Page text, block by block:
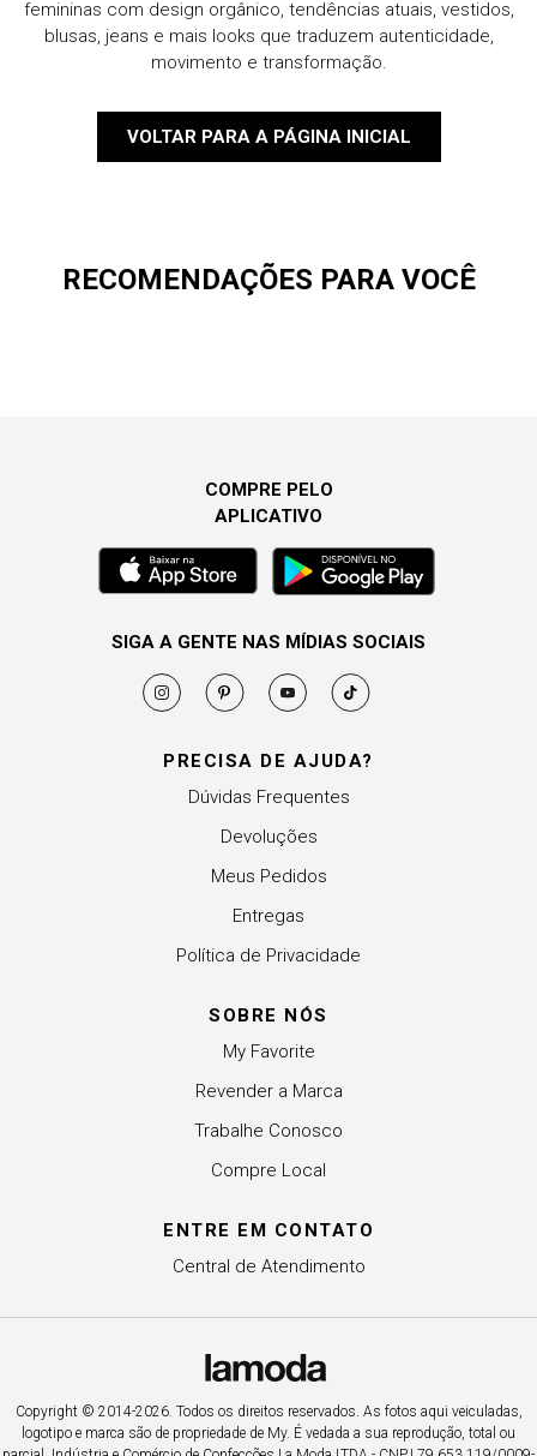
femininas com design orgânico, tendências atuais, vestidos,
blusas, jeans e mais looks que traduzem autenticidade,
movimento e transformação.
VOLTAR PARA A PÁGINA INICIAL
RECOMENDAÇÕES PARA VOCÊ
PRECISA DE AJUDA?
Dúvidas Frequentes
Devoluções
Meus Pedidos
Entregas
Política de Privacidade
SOBRE NÓS
My Favorite
Revender a Marca
Trabalhe Conosco
Compre Local
ENTRE EM CONTATO
Central de Atendimento
COMPRE PELO
APLICATIVO
SIGA A GENTE NAS MÍDIAS SOCIAIS
Copyright © 2014-2026. Todos os direitos reservados. As fotos aqui veiculadas,
logotipo e marca são de propriedade de My. É vedada a sua reprodução, total ou